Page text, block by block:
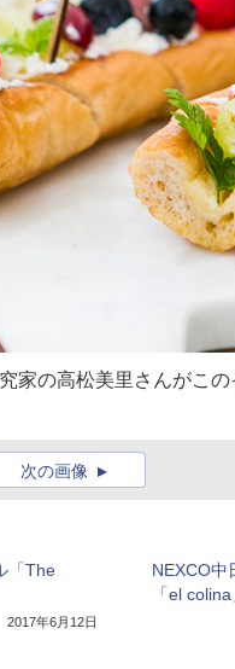
家の高松美里さんがこ
次の画像
「The
2017年6月12日
NEXCO中
「el colina